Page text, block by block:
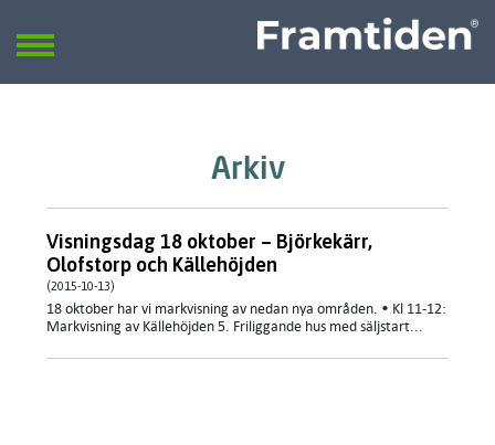
SÖK
Arkiv
Visningsdag 18 oktober – Björkekärr,
Olofstorp och Källehöjden
(2015-10-13)
18 oktober har vi markvisning av nedan nya områden. • Kl 11-12:
Markvisning av Källehöjden 5. Friliggande hus med säljstart...